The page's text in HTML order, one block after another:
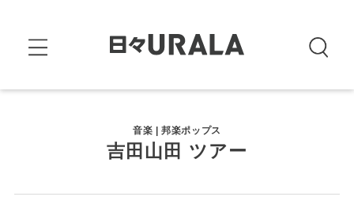
音楽 | 邦楽ポップス
吉田山田 ツアー